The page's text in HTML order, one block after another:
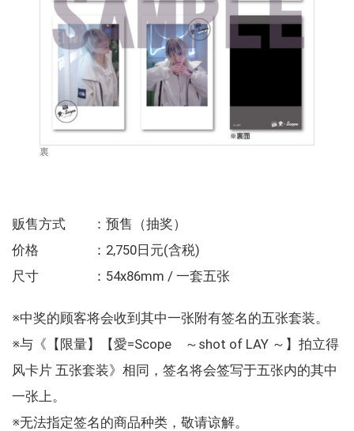
裏
贩售方式 ：预售（抽奖）
价格 ：2,750日元(含税)
尺寸 ：54x86mm / 一套五张
※中奖的顾客将会收到其中一张附有签名的五张套装。
※与《【限量】【愛=Scope ～shot of LAY ～】拍立得
风卡片 五张套装》相同，签名将会签写于五张内的其中
一张上。
※无法指定签名的商品种类，敬请谅解。